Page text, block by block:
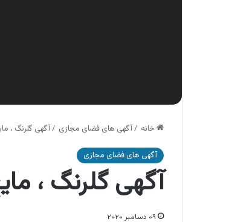
خانه /آگهی های فضای مجازی /آگهی گلرنگ ،
آگهی های فضای مجازی
آگهی گلرنگ ،
۰۹ دسامبر ۲۰۲۰